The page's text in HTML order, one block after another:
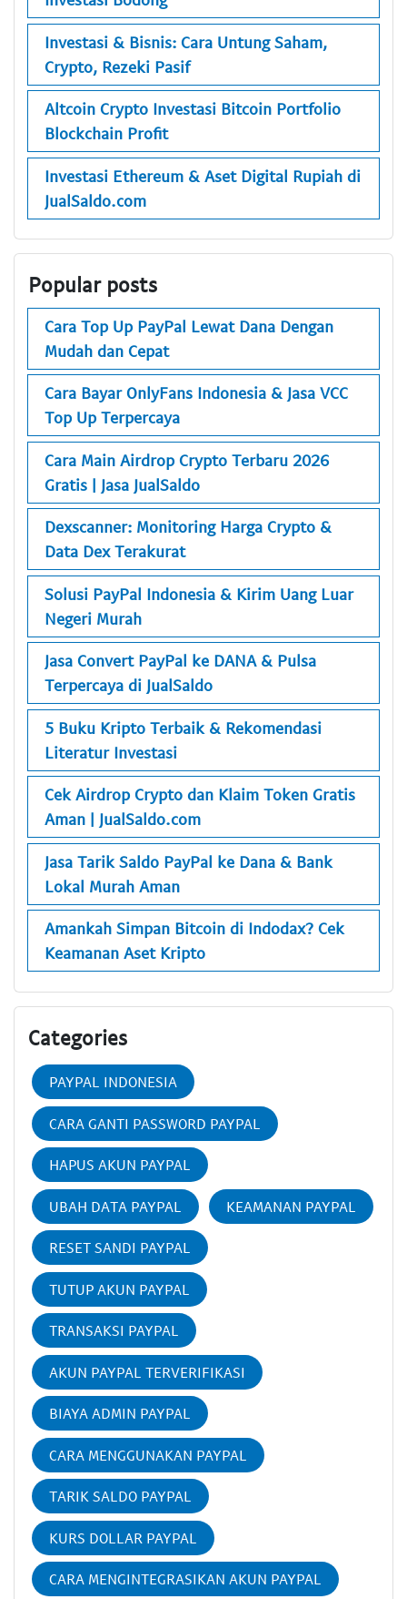
Investasi & Bisnis: Cara Untung Saham,
Crypto, Rezeki Pasif
Altcoin Crypto Investasi Bitcoin Portfolio
Blockchain Profit
Investasi Ethereum & Aset Digital Rupiah di
JualSaldo.com
Popular posts
Cara Top Up PayPal Lewat Dana Dengan
Mudah dan Cepat
Cara Bayar OnlyFans Indonesia & Jasa VCC
Top Up Terpercaya
Cara Main Airdrop Crypto Terbaru 2026
Gratis | Jasa JualSaldo
Dexscanner: Monitoring Harga Crypto &
Data Dex Terakurat
Solusi PayPal Indonesia & Kirim Uang Luar
Negeri Murah
Jasa Convert PayPal ke DANA & Pulsa
Terpercaya di JualSaldo
5 Buku Kripto Terbaik & Rekomendasi
Literatur Investasi
Cek Airdrop Crypto dan Klaim Token Gratis
Aman | JualSaldo.com
Jasa Tarik Saldo PayPal ke Dana & Bank
Lokal Murah Aman
Amankah Simpan Bitcoin di Indodax? Cek
Keamanan Aset Kripto
Categories
PAYPAL INDONESIA
CARA GANTI PASSWORD PAYPAL
HAPUS AKUN PAYPAL
UBAH DATA PAYPAL KEAMANAN PAYPAL
RESET SANDI PAYPAL
TUTUP AKUN PAYPAL
TRANSAKSI PAYPAL
AKUN PAYPAL TERVERIFIKASI
BIAYA ADMIN PAYPAL
CARA MENGGUNAKAN PAYPAL
TARIK SALDO PAYPAL
KURS DOLLAR PAYPAL
CARA MENGINTEGRASIKAN AKUN PAYPAL